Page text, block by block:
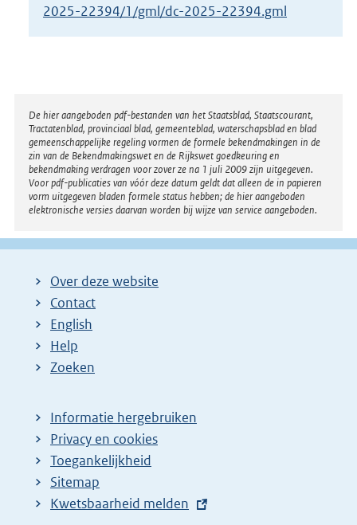
2025-22394/1/gml/dc-2025-22394.gml
Disclaimer
De hier aangeboden pdf-bestanden van het Staatsblad, Staatscourant,
Tractatenblad, provinciaal blad, gemeenteblad, waterschapsblad en blad
gemeenschappelijke regeling vormen de formele bekendmakingen in de
zin van de Bekendmakingswet en de Rijkswet goedkeuring en
bekendmaking verdragen voor zover ze na 1 juli 2009 zijn uitgegeven.
Voor pdf-publicaties van vóór deze datum geldt dat alleen de in papieren
vorm uitgegeven bladen formele status hebben; de hier aangeboden
elektronische versies daarvan worden bij wijze van service aangeboden.
Over deze website
Contact
English
Help
Zoeken
Informatie hergebruiken
Privacy en cookies
Toegankelijkheid
Sitemap
E
Kwetsbaarheid melden